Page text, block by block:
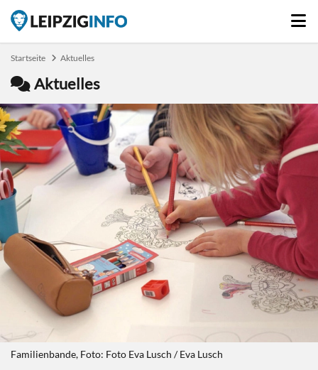
Startseite Aktuelles
Aktuelles
Familienbande, Foto: Foto Eva Lusch / Eva Lusch